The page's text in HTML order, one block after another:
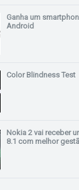
Ganha um
Android
Color Blindness Test
Nokia 2 vai receber
8.1 com melhor